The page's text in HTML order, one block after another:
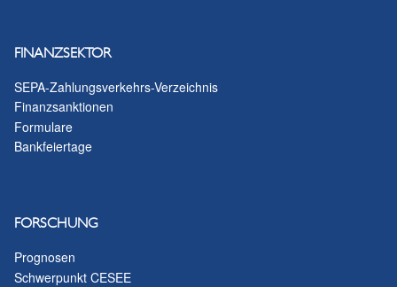
FINANZSEKTOR
SEPA-Zahlungsverkehrs-Verzeichnis
Finanzsanktionen
Formulare
Bankfeiertage
FORSCHUNG
Prognosen
Schwerpunkt CESEE